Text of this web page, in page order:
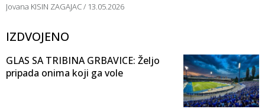
Jovana KISIN ZAGAJAC 13.05.2026
IZDVOJENO
GLAS SA TRIBINA GRBAVICE: Željo
pripada onima koji ga vole